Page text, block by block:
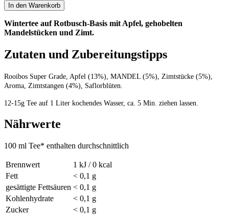
Wintertee auf Rotbusch-Basis mit Apfel, gehobelten
Mandelstücken und Zimt.
Zutaten und Zubereitungstipps
Rooibos Super Grade, Apfel (13%), MANDEL (5%), Zimtstücke (5%),
Aroma, Zimtstangen (4%), Saflorblüten.
12-15g Tee auf 1 Liter kochendes Wasser, ca. 5 Min. ziehen lassen.
Nährwerte
100 ml Tee* enthalten durchschnittlich
Brennwert
1 kJ / 0 kcal
Fett
< 0,1 g
gesättigte Fettsäuren < 0,1 g
Kohlenhydrate
< 0,1 g
Zucker
< 0,1 g